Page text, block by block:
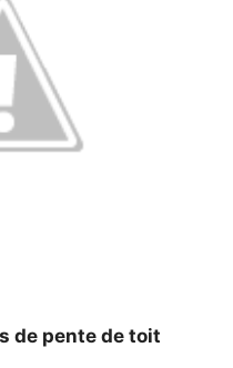
de pente de toit